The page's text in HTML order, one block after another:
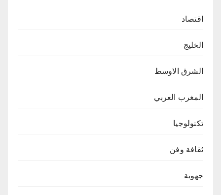
اقتصاد
الخليج
الشرق الاوسط
المغرب العربي
تكنولوجيا
ثقافة وفن
جهوية